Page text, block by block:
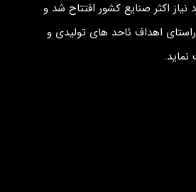
اکثر صنایع کشور افتتاح شد و
اهداف ئاحد های تولیدی و
نماید.